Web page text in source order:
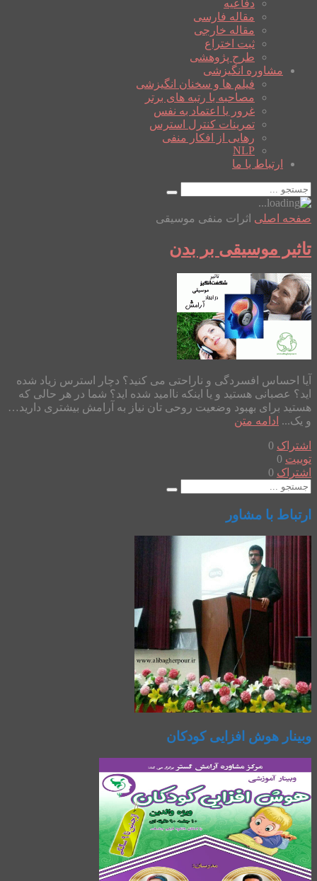
دفاعیه
مقاله فارسی
مقاله خارجی
ثبت اختراع
طرح پژوهشی
مشاوره انگیزشی
فیلم ها و سخنان انگیزشی
مصاحبه با رتبه های برتر
غرور یا اعتماد به نفس
تمرینات کنترل استرس
رهایی از افکار منفی
NLP
ارتباط با ما
صفحه اصلی اثرات منفی موسیقی
تاثیر موسیقی بر بدن
آیا احساس افسردگی و ناراحتی می کنید؟ دچار استرس زیاد شده
اید؟ عصبانی هستید و یا اینکه ناامید شده اید؟ شما در هر حالی که
هستید برای بهبود وضعیت روحی تان نیاز به آرامش بیشتری دارید…
و یک... ادامه متن
اشتراک 0
توییت 0
اشتراک 0
ارتباط با مشاور
وبینار هوش افزایی کودکان